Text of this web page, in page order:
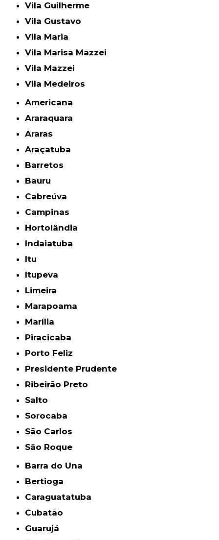
Vila Guilherme
Vila Gustavo
Vila Maria
Vila Marisa Mazzei
Vila Mazzei
Vila Medeiros
Americana
Araraquara
Araras
Araçatuba
Barretos
Bauru
Cabreúva
Campinas
Hortolândia
Indaiatuba
Itu
Itupeva
Limeira
Marapoama
Marília
Piracicaba
Porto Feliz
Presidente Prudente
Ribeirão Preto
Salto
Sorocaba
São Carlos
São Roque
Barra do Una
Bertioga
Caraguatatuba
Cubatão
Guarujá